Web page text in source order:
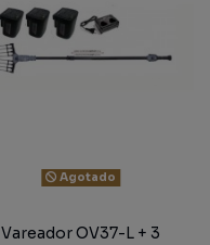
Agotado
Vareador OV37-L + 3